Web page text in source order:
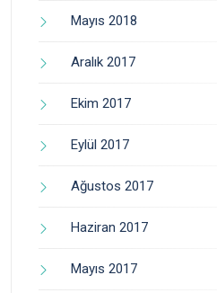
Mayıs 2018
Aralık 2017
Ekim 2017
Eylül 2017
Ağustos 2017
Haziran 2017
Mayıs 2017